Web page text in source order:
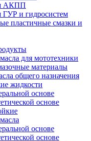
АКПП
ГУР и гидросистем
пластичные смазки и
для мототехники
материалы
общего назначения
жидкости
основе
основе
основе
основе